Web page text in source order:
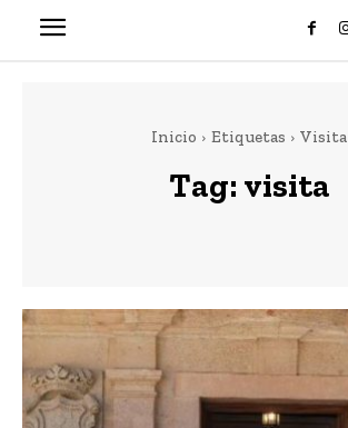
Inicio Etiquetas Visita
Tag: visita